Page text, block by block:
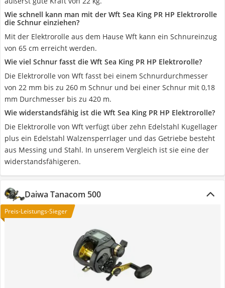
Wie schnell kann man mit der Wft Sea King PR HP Elektrorolle
die Schnur einziehen?
Mit der Elektrorolle aus dem Hause Wft kann ein Schnureinzug
von 65 cm erreicht werden.
Wie viel Schnur fasst die Wft Sea King PR HP Elektrorolle?
Die Elektrorolle von Wft fasst bei einem Schnurdurchmesser
von 22 mm bis zu 260 m Schnur und bei einer Schnur mit 0,18
mm Durchmesser bis zu 420 m.
Wie widerstandsfähig ist die Wft Sea King PR HP Elektrorolle?
Die Elektrorolle von Wft verfügt über zehn Edelstahl Kugellager
plus ein Edelstahl Walzensperrlager und das Getriebe besteht
aus Messing und Stahl. In unserem Vergleich ist sie eine der
widerstandsfähigeren.
Daiwa Tanacom 500
Preis-Leistungs-Sieger